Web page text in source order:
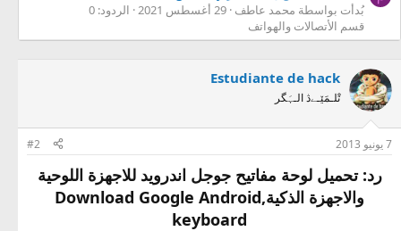
بُدأت بواسطة محمد عاطف 29 أغسطس 2021
الردود: 0
قسم الأتصالات والهواتف
Estudiante de hack
تْلـمَێـےڎ الـہَگر
7 يونيو 2013 #2
رد: تحميل لوحة مفاتيح جوجل اندرويد للاجهزة اللوحية
والاجهزة الذكية,Download Google Android
keyboard